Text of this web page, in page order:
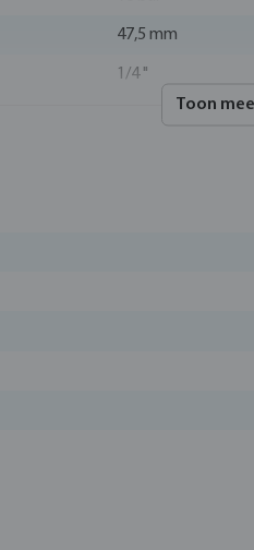
47,5 mm
1/4 "
Toon